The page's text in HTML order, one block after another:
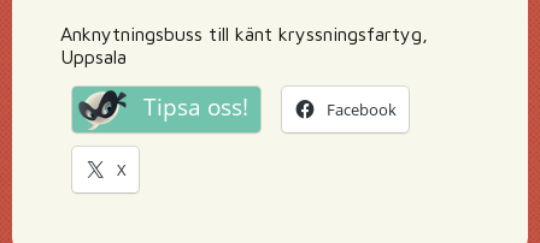
Anknytningsbuss till känt kryssningsfartyg,
Uppsala
Tipsa oss! Facebook
X